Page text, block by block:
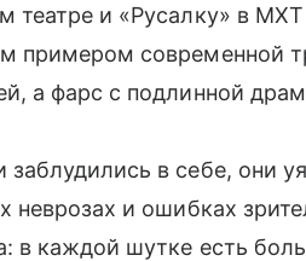
театре и «Русалку» в
примером современной
а фарс с подлинной
заблудились в себе, они
неврозах и ошибках
в каждой шутке есть